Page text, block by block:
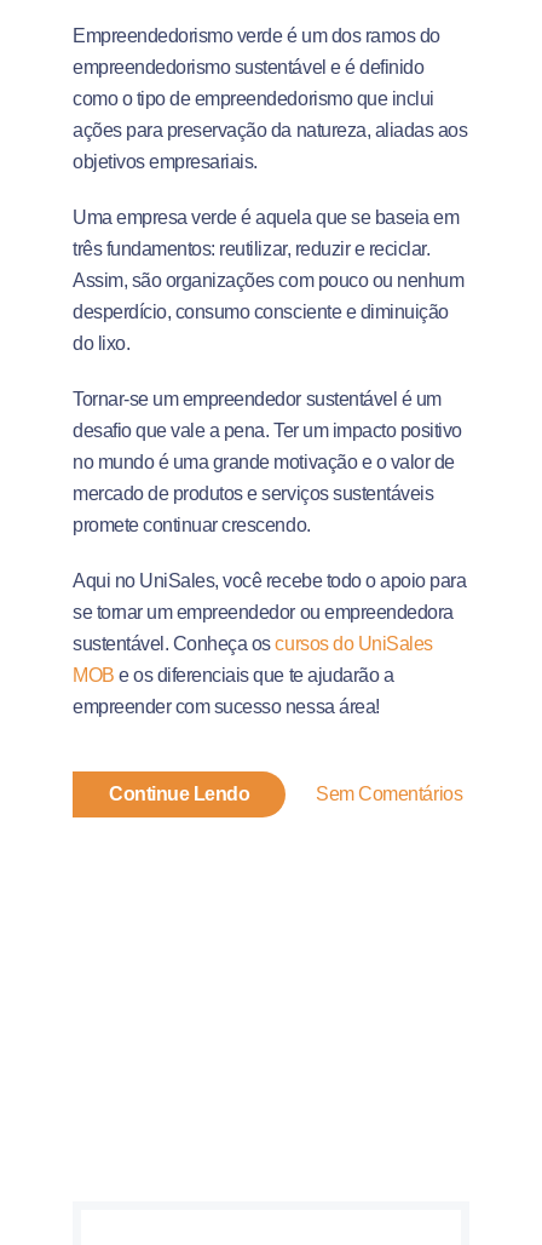
Empreendedorismo verde é um dos ramos do
empreendedorismo sustentável e é definido
como o tipo de empreendedorismo que inclui
ações para preservação da natureza, aliadas aos
objetivos empresariais.
Uma empresa verde é aquela que se baseia em
três fundamentos: reutilizar, reduzir e reciclar.
Assim, são organizações com pouco ou nenhum
desperdício, consumo consciente e diminuição
do lixo.
Tornar-se um empreendedor sustentável é um
desafio que vale a pena. Ter um impacto positivo
no mundo é uma grande motivação e o valor de
mercado de produtos e serviços sustentáveis
promete continuar crescendo.
Aqui no UniSales, você recebe todo o apoio para
se tornar um empreendedor ou empreendedora
sustentável. Conheça oscursos do UniSales
MOB e os diferenciais que te ajudarão a
empreender com sucesso nessa área!
Continue Lendo Sem Comentários